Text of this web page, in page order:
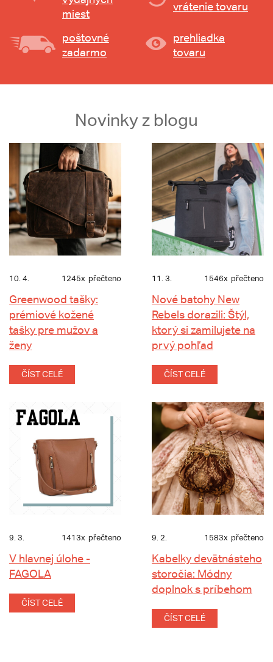
miest
vrátenie tovaru
poštovné
zadarmo
prehliadka
tovaru
Novinky z blogu
10. 4. 1245x přečteno
Greenwood tašky:
prémiové kožené
tašky pre mužov a
ženy
ČÍST CELÉ
11. 3. 1546x přečteno
Nové batohy New
Rebels dorazili: Štýl,
ktorý si zamilujete na
prvý pohľad
ČÍST CELÉ
9. 3. 1413x přečteno
V hlavnej úlohe -
FAGOLA
ČÍST CELÉ
9. 2. 1583x přečteno
Kabelky devätnásteho
storočia: Módny
doplnok s príbehom
ČÍST CELÉ